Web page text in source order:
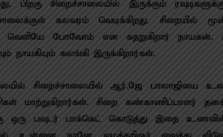
பிறகு சிறைச்சாலையில் இருக்கும்
கலவரம் வெடிக்கிறது. சிறையில்
வெளியே போவோம் என கதறுகிறார் நாயகன்.
நாயகியும் கலங்கி இருக்கிறார்கள்.
சிறைச்சாலையில் ஆர்.ஜே பாலாஜியை
மாற்றுகிறார்கள். சிறை கண்காணிப்பாளர்
ஒரு பவுடர் பாக்கெட் கொடுத்து இதை